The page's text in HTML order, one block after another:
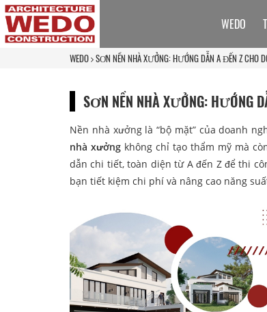
WEDO SƠN NỀN NHÀ XƯỞNG: HƯỚNG DẪN A ĐẾN Z CHO
SƠN NỀN NHÀ XƯỞNG: HƯỚNG
Nền nhà xưởng là “bộ mặt” của doanh
nhà xưởngkhông chỉ tạo thẩm mỹ mà
dẫn chi tiết, toàn diện từ A đến Z để thi
bạn tiết kiệm chi phí và nâng cao năng
WEDO